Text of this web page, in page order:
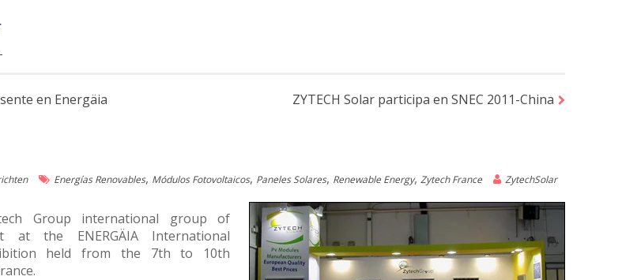
en Energäia ZYTECH Solar participa en SNEC 2011-China
Energías Renovables, Módulos Fotovoltaicos, Paneles Solares, Renewable Energy, Zytech France ZytechSolar
Group international group of
at the ENERGÄIA International
held from the 7th to 10th